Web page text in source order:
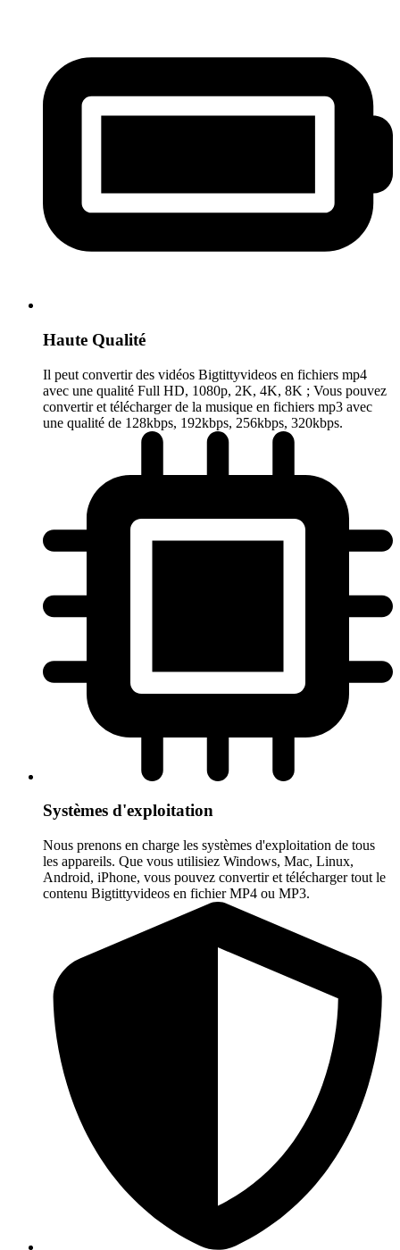
Haute Qualité
Il peut convertir des vidéos Bigtittyvideos en fichiers mp4
avec une qualité Full HD, 1080p, 2K, 4K, 8K ; Vous pouvez
convertir et télécharger de la musique en fichiers mp3 avec
une qualité de 128kbps, 192kbps, 256kbps, 320kbps.
Systèmes d'exploitation
Nous prenons en charge les systèmes d'exploitation de tous
les appareils. Que vous utilisiez Windows, Mac, Linux,
Android, iPhone, vous pouvez convertir et télécharger tout le
contenu Bigtittyvideos en fichier MP4 ou MP3.